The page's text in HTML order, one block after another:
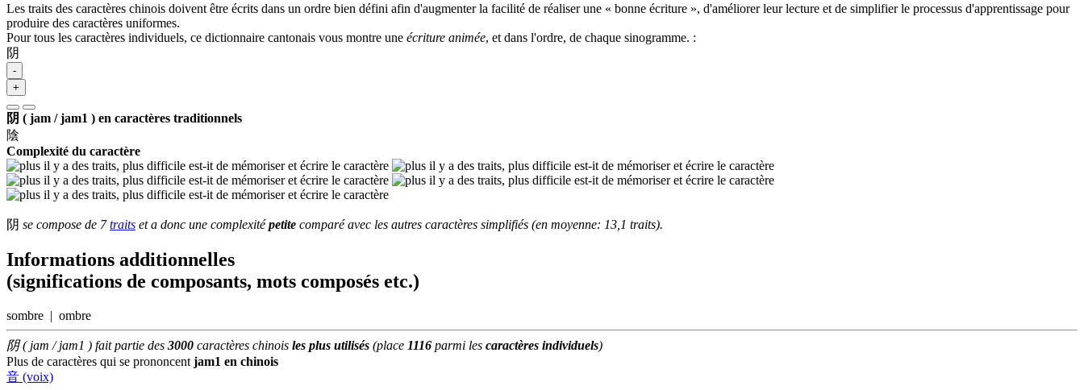
Les traits des caractères chinois doivent être écrits dans un ordre bien défini afin d'augmenter la facilité de réaliser une « bonne écriture », d'améliorer leur lecture et de simplifier le processus d'apprentissage pour
produire des caractères uniformes.
Pour tous les caractères individuels, ce dictionnaire cantonais vous montre une écriture animée, et dans l'ordre, de chaque sinogramme. :
阴
-
+
阴 ( jam / jam1 ) en caractères traditionnels
陰
Complexité du caractère
阴 se compose de 7traits et a donc une complexitépetite comparé avec les autres caractères simplifiés (en moyenne: 13,1 traits).
Informations additionnelles
(significations de composants, mots composés etc.)
sombre | ombre
阴 ( jam / jam1 ) fait partie des 3000 caractères chinois les plus utilisés (place 1116 parmi les caractères individuels)
Plus de caractères qui se prononcent jam1 en chinois
音 (voix)